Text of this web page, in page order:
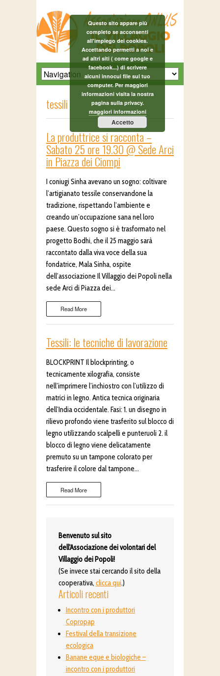
tessili
La produttrice si racconta –
Sabato 25 ore 19.30 @ Sede Arci
in Piazza dei Ciompi
I coniugi Sinha avevano un sogno: coltivare
l’artigianato tessile conservandone la
tradizione, rispettando l’ambiente e
creando un’occupazione sana nel loro
paese. Questo sogno si è trasformato nel
progetto Bodhi, che il 25 maggio sarà
raccontato dalla viva voce della sua
fondatrice, Mala Sinha, ospite
dell’associazione Il Villaggio dei Popoli nella
sede Arci di Piazza dei…
Read More
Tessili: le tecniche di lavorazione
BLOCKPRINT Il blockprinting, o
tecnicamente xilografia, consiste
nell’imprimere l’inchiostro con l’utilizzo di
matrici in legno. Antica tecnica originaria
dell’India occidentale. Fasi: 1. un disegno in
rilievo profondo viene trasferito sul blocco di
legno utilizzando scalpelli e punteruoli 2. il
blocco di legno viene delicatamente
premuto su un tampone colorato per
trasferire il colore dal tampone…
Read More
Benvenuto sul sito
dell'Associazione dei volontari del
Villaggio dei Popoli!
(Se invece stai cercando il sito della
cooperativa, clicca qui.)
Articoli recenti
Incontro con i produttori
Copropap
Festival della transizione
ecologica
Banane eque e biologiche –
incontro con i produttori
Questo sito appare più
completo se acconsenti
all'impiego dei cookies.
Accettando permetti a noi e
ad altri siti ( come google e
facebook...) di scrivere
alcuni innocui file sul tuo
computer. Per maggiori
informazioni visita la nostra
pagina sulla privacy.
maggiori informazioni
Accetto